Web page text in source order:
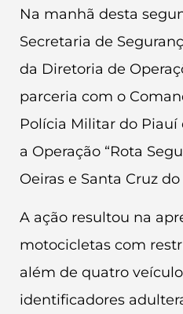
Na manhã desta
Secretaria de
da Diretoria de
parceria com o
Polícia Militar do Piauí
a Operação “Rota
Oeiras e Santa Cruz
A ação resultou na
motocicletas com
além de quatro
identificadores